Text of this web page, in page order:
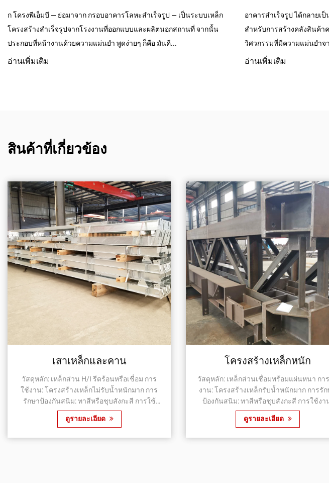
อาคารสำเร็จรูป ได้กลายเป็นหนึ่งในโซลูชั่นที่มีประสิทธิภาพและคุ้มค่าที่สุด
สำหรับการสร้างคลังสินค้าควบคุมสภาพอากาศ ด้วยแผงฉนวนขั้นสูง
วิศวกรรมที่มีความแม่นยำจากโรงงาน และลดเว...
อ่านเพิ่มเติม
การก่อสร้างอาคารคลังสิน
การประกอบทางกายภาพข
โดยทั่วไปโครงการคลังสิน
$10...
สินค้าที่เกี่ยวข้อง
โครงสร้างเหล็กหนัก
วัสดุหลัก: เหล็กส่วนเชื่อมพร้อมแผ่นหนา การใช้
งาน: โครงสร้างเหล็กรับน้ำหนักมาก การรักษา
ป้องกันสนิม: ทาสีหรือชุบสังกะสี การใช้งาน:
อาคารอุตสาหกรรมหนัก, อาคารสูง, สะพาน
เหล็ก ฯลฯ
ดูรายละเอียด
โครงเหล็ก
วัสดุหลัก: ท่อเหล็กเชื่อมและเหล็กส่วน การใช้
งาน: โครงสร้างเหล็กช่วงยาว การรักษาป้องกัน
สนิม: ทาสีหรือชุบสังกะสี การใช้งาน: สนามกีฬา
ระยะยาว, ห้างสรรพสินค้า, ห้องนิทรรศการ, โ
เก็บเครื่องบิน ...
ดูรายละเอียด